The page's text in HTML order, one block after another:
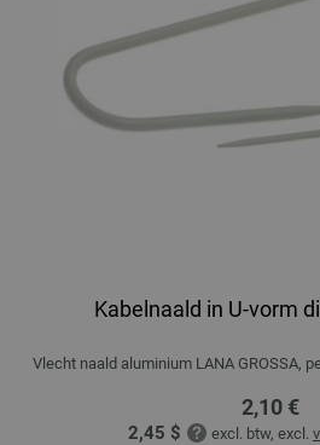
Kabelnaald in U-vorm
Vlecht naald aluminium LANA GROSSA,
2,10 €
2,45 $ excl. btw, excl.